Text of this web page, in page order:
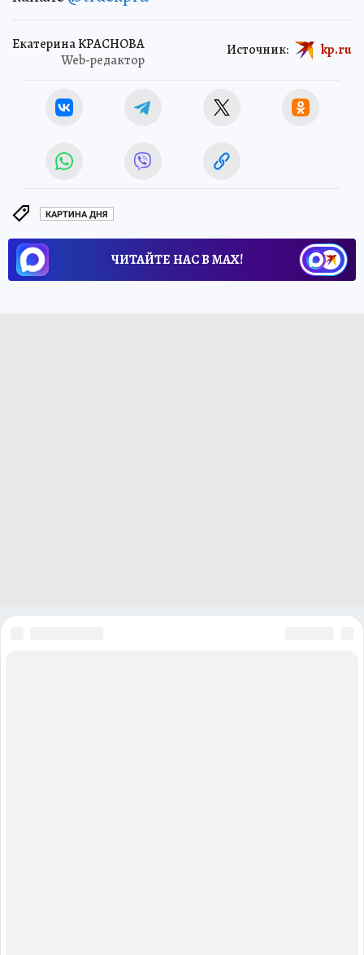
Екатерина КРАСНОВА
Web-редактор
Источник: kp.ru
КАРТИНА ДНЯ
ЧИТАЙТЕ НАС В МАХ!